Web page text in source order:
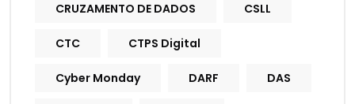
CRUZAMENTO DE DADOS CSLL
CTC CTPS Digital
Cyber Monday DARF DAS